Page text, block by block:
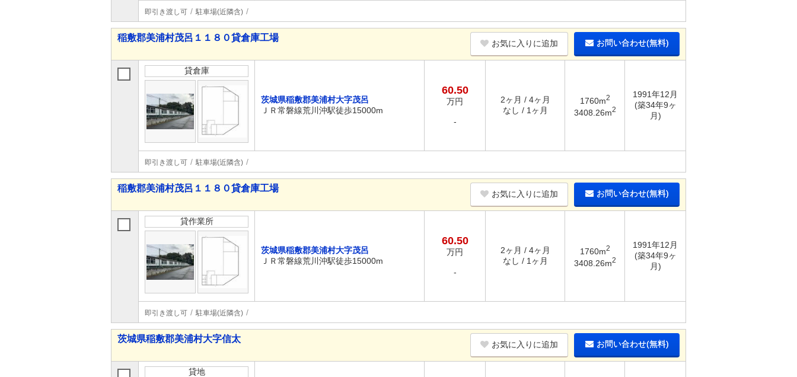
即引き渡し可 駐車場(近隣含)
稲敷郡美浦村茂呂１１８０貸倉庫工場
お気に入りに追加 お問い合わせ(無料)
貸倉庫
茨城県稲敷郡美浦村大字茂呂
ＪＲ常磐線荒川沖駅徒歩15000m
60.50
万円
-
2ヶ月 / 4ヶ月
なし / 1ヶ月
1760m2
3408.26m2
1991年12月
(築34年9ヶ
月)
即引き渡し可 駐車場(近隣含)
稲敷郡美浦村茂呂１１８０貸倉庫工場
お気に入りに追加 お問い合わせ(無料)
貸作業所
茨城県稲敷郡美浦村大字茂呂
ＪＲ常磐線荒川沖駅徒歩15000m
60.50
万円
-
2ヶ月 / 4ヶ月
なし / 1ヶ月
1760m2
3408.26m2
1991年12月
(築34年9ヶ
月)
即引き渡し可 駐車場(近隣含)
茨城県稲敷郡美浦村大字信太
お気に入りに追加 お問い合わせ(無料)
貸地